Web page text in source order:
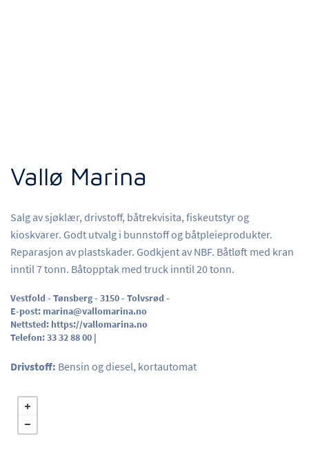
Vallø Marina
Salg av sjøklær, drivstoff, båtrekvisita, fiskeutstyr og
kioskvarer. Godt utvalg i bunnstoff og båtpleieprodukter.
Reparasjon av plastskader. Godkjent av NBF. Båtløft med kran
inntil 7 tonn. Båtopptak med truck inntil 20 tonn.
Vestfold - Tønsberg - 3150 - Tolvsrød -
E-post: marina@vallomarina.no
Nettsted: https://vallomarina.no
Telefon: 33 32 88 00 |
Drivstoff: Bensin og diesel, kortautomat